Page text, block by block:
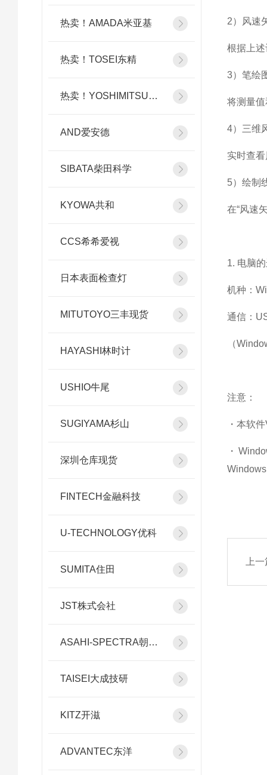
热卖！AMADA米亚基
热卖！TOSEI东精
热卖！YOSHIMITSU小平
AND爱安德
SIBATA柴田科学
KYOWA共和
CCS希希爱视
日本表面检查灯
MITUTOYO三丰现货
HAYASHI林时计
USHIO牛尾
SUGIYAMA杉山
深圳仓库现货
FINTECH金融科技
U-TECHNOLOGY优科
SUMITA住田
JST株式会社
ASAHI-SPECTRA朝日分光
TAISEI大成技研
KITZ开滋
ADVANTEC东洋
2） 风速
根据上
3）笔绘
将测量
4） 三维
实时查
5）绘制
在“风速
1. 电脑
机种：
通信：
（
注意：
・本软件
・
上